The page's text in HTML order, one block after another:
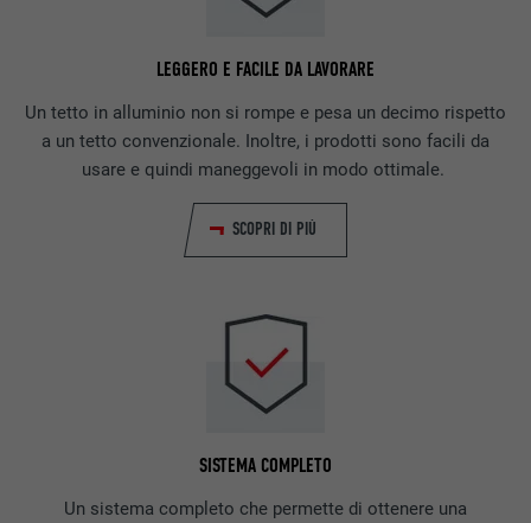
LEGGERO E FACILE DA LAVORARE
Un tetto in alluminio non si rompe e pesa un decimo rispetto
a un tetto convenzionale. Inoltre, i prodotti sono facili da
usare e quindi maneggevoli in modo ottimale.
SCOPRI DI PIÙ
SISTEMA COMPLETO
Un sistema completo che permette di ottenere una